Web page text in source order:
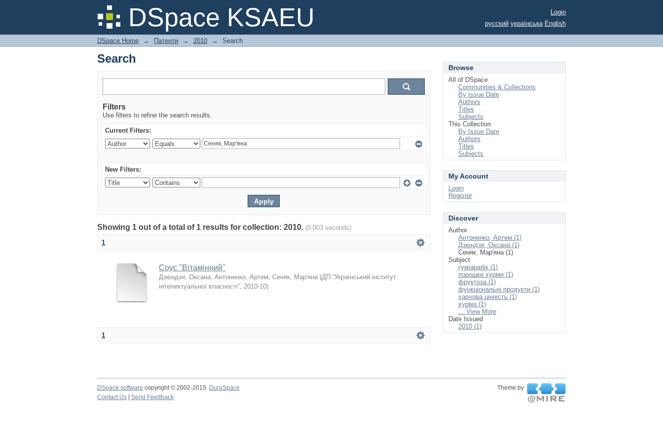
DSpace KSAEU
Search
Login
русский українська English
DSpace Home → Патенти → 2010 → Search
Search
Filters
Use filters to refine the search results.
Current Filters:
New Filters:
Showing 1 out of a total of 1 results for collection: 2010. (0.003 seconds)
1
Соус "Вітамінний"
Дзюндзя, Оксана; Антоненко, Артем; Сеняк, Мар'яна (ДП “Український інститут
інтелектуальної власності”, 2010-10)
1
Browse
All of DSpace
Communities & Collections
By Issue Date
Authors
Titles
Subjects
This Collection
By Issue Date
Authors
Titles
Subjects
My Account
Login
Register
Discover
Author
Антоненко, Артем (1)
Дзюндзя, Оксана (1)
Сеняк, Мар'яна (1)
Subject
гуміарабік (1)
порошки хурми (1)
фруктоза (1)
функціональні продукти (1)
харчова цінність (1)
хурма (1)
... View More
Date Issued
2010 (1)
DSpace software copyright © 2002-2015 DuraSpace
Theme by
Contact Us
Send Feedback